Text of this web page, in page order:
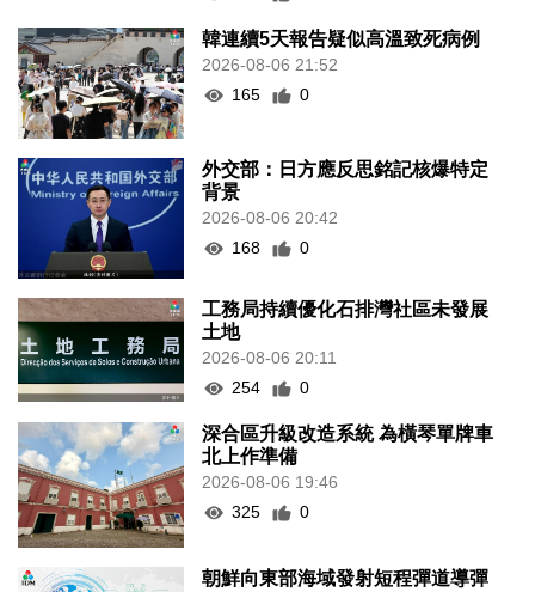
韓連續5天報告疑似高溫致死病例
2026-08-06 21:52
165
0
外交部：日方應反思銘記核爆特定
背景
2026-08-06 20:42
168
0
工務局持續優化石排灣社區未發展
土地
2026-08-06 20:11
254
0
深合區升級改造系統 為橫琴單牌車
北上作準備
2026-08-06 19:46
325
0
朝鮮向東部海域發射短程彈道導彈